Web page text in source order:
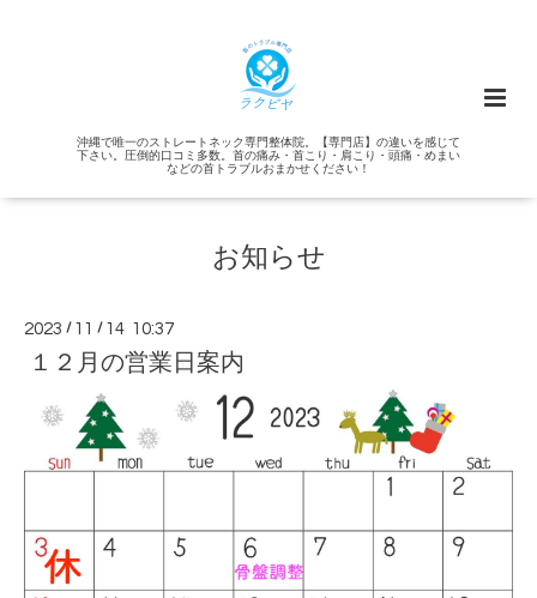
沖縄で唯一のストレートネック専門整体院。【専門店】の違いを感じて
下さい。圧倒的口コミ多数。首の痛み・首こり・肩こり・頭痛・めまい
などの首トラブルおまかせください！
お知らせ
2023 / 11 / 14 10:37
１２月の営業日案内